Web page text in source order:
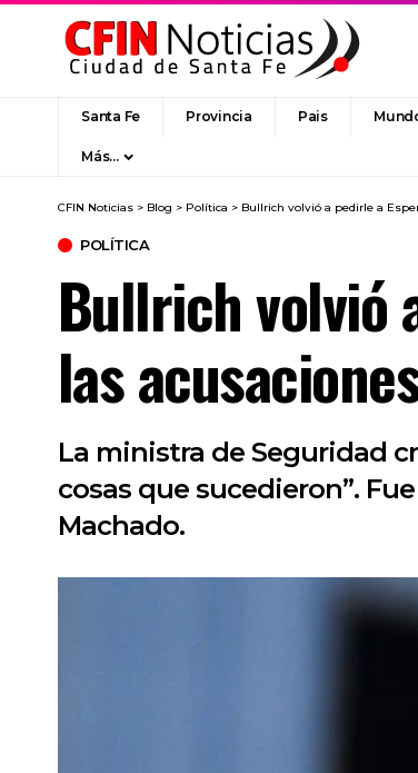
Santa Fe Provincia Pais
Más…
CFIN Noticias > Blog > Política > Bullrich volvió a pedirle a
POLÍTICA
Bullrich volvió
las
La ministra de Seguridad
cosas que sucedieron”.
Machado.